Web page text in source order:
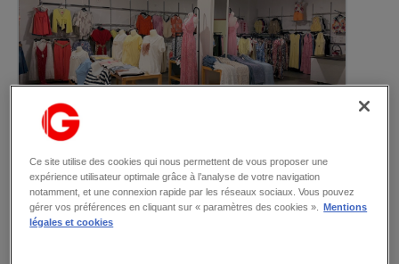
Le 07/07/2026
Une nouvelle adresse mode arrive dans votre
Galerie ! 😍​ Génération ouvre ses portes et vous
invite à...
Ce site utilise des cookies qui nous permettent de vous proposer une
expérience utilisateur optimale grâce à l’analyse de votre navigation
notamment, et une connexion rapide par les réseaux sociaux. Vous pouvez
gérer vos préférences en cliquant sur « paramètres des cookies ».
Mentions
légales et cookies